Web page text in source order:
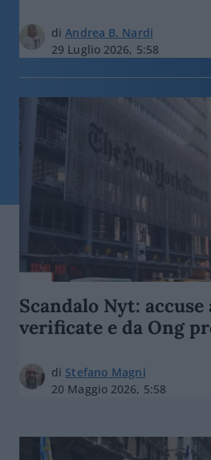
diAndrea B. Nardi
29 Luglio 2026, 5:58
Scandalo Nyt:
verificate e da Ong
di Stefano Magni
20 Maggio 2026, 5:58